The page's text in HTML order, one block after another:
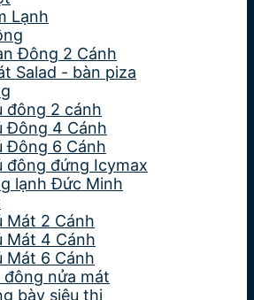
Lạnh
Đông 2 Cánh
Salad - bàn piza
đông 2 cánh
Đông 4 Cánh
Đông 6 Cánh
đông đứng Icymax
lạnh Đức Minh
Mát 2 Cánh
Mát 4 Cánh
Mát 6 Cánh
đông nửa mát
bày siêu thị